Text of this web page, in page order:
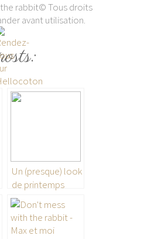
rabbit© Tous droits
avant utilisation.
Un (presque) look
de printemps